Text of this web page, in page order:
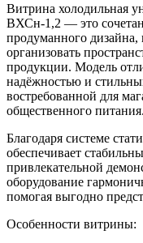
Витрина холодильная
ВХСн-1,2 — это
продуманного
организовать
продукции. Модель
надёжностью и
востребованной для
общественного питания.
Благодаря системе
обеспечивает
привлекательной
оборудование
помогая выгодно
Особенности витрины: